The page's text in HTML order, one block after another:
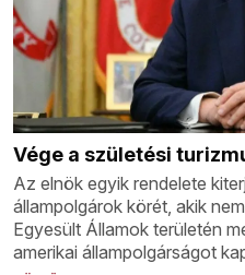
Vége a születési
Az elnök egyik rendelete
állampolgárok körét, akik
Egyesült Államok területén
amerikai állampolgárságot